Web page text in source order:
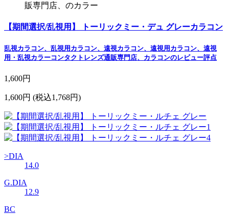
販専門店、のカラー
【期間選択/乱視用】 トーリックミー・デュ グレーカラコン
乱視カラコン、乱視用カラコン、遠視カラコン、遠視用カラコン、遠視
用・乱視カラーコンタクトレンズ通販専門店、カラコンのレビュー評点
1,600円
1,600円 (税込1,768円)
>DIA
14.0
G.DIA
12.9
BC